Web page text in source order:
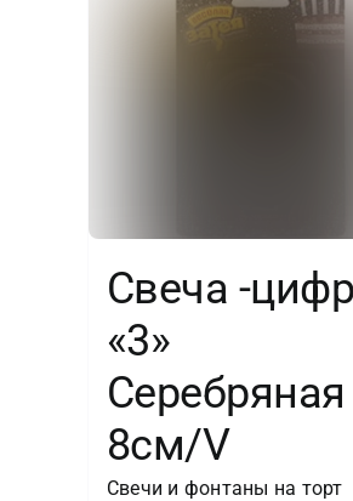
Свеча -
«3»
Серебряная
8см/V
Свечи и фонтаны на торт